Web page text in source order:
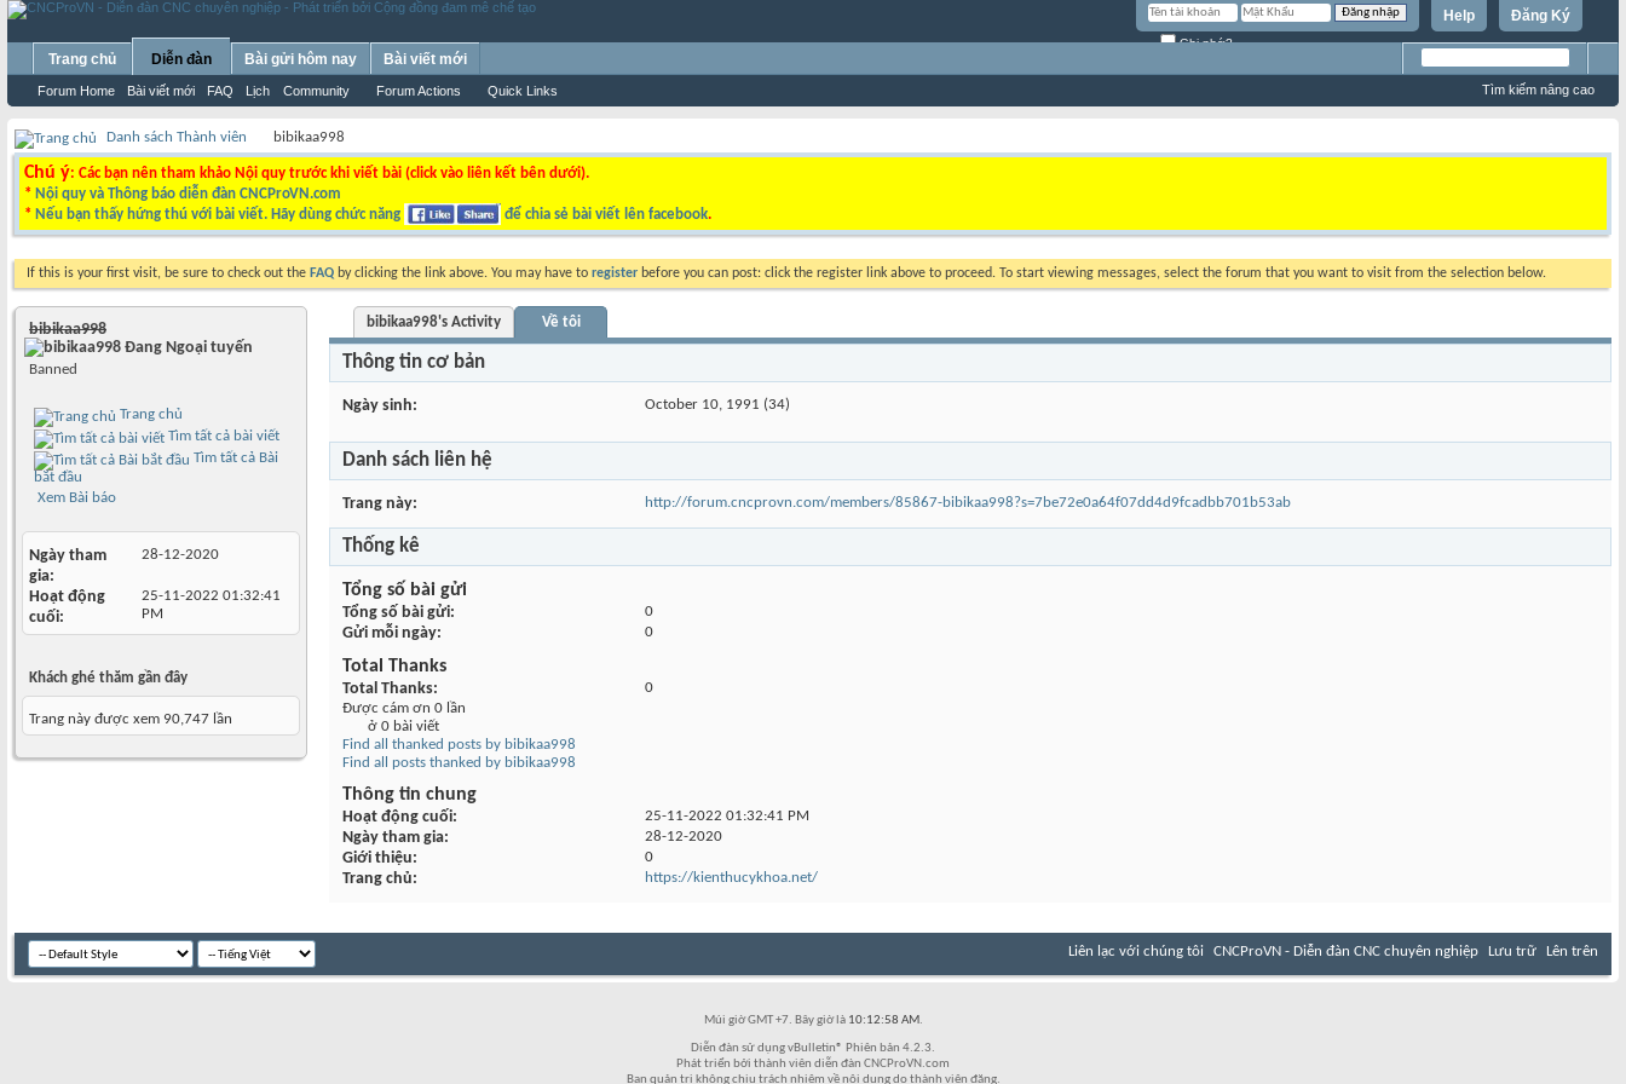
Đăng Ký
Help
Ghi nhớ?
Trang chủ Diễn đàn
Forum Home Bài viết mới FAQ Lịch Community Forum Actions Quick Links
Bài gửi hôm nay Bài viết mới
Tìm kiếm nâng cao
Danh sách Thành viên bibikaa998
Chú ý: Các bạn nên tham khảo Nội quy trước khi viết bài (click vào liên kết bên dưới).
* Nội quy và Thông báo diễn đàn CNCProVN.com
* Nếu bạn thấy hứng thú với bài viết. Hãy dùng chức năng để chia sẻ bài viết lên facebook.
If this is your first visit, be sure to check out the FAQ by clicking the link above. You may have to register before you can post: click the register link above to proceed. To start viewing messages, select the forum that you want to visit from the selection below.
bibikaa998
Banned
Trang chủ
Tìm tất cả bài viết
Tìm tất cả Bài
bắt đầu
Xem Bài báo
Ngày tham
gia
28-12-2020
Hoạt động
cuối
25-11-2022 01:32:41
PM
Khách ghé thăm gần đây
Trang này được xem 90,747 lần
bibikaa998's Activity Về tôi
Thông tin cơ bản
Ngày sinh October 10, 1991 (34)
Danh sách liên hệ
Trang này http://forum.cncprovn.com/members/85867-bibikaa998?s=7be72e0a64f07dd4d9fcadbb701b53ab
Thống kê
Tổng số bài gửi
Tổng số bài gửi 0
Gửi mỗi ngày 0
Total Thanks
Total Thanks
0
Được cám ơn 0 lần
ở 0 bài viết
Find all thanked posts by bibikaa998
Find all posts thanked by bibikaa998
Thông tin chung
Hoạt động cuối 25-11-2022 01:32:41 PM
Ngày tham gia 28-12-2020
Giới thiệu 0
Trang chủ https://kienthucykhoa.net/
Liên lạc với chúng tôi CNCProVN - Diễn đàn CNC chuyên nghiệp Lưu trữ Lên trên
Múi giờ GMT +7. Bây giờ là 10:12:58 AM.
Diễn đàn sử dụng vBulletin® Phiên bản 4.2.3.
Phát triển bởi thành viên diễn đàn CNCProVN.com
Ban quản trị không chịu trách nhiệm về nội dung do thành viên đăng.